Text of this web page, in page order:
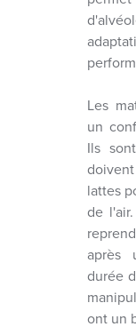
Les
un
Ils
lattes
de
après
durée
ont un